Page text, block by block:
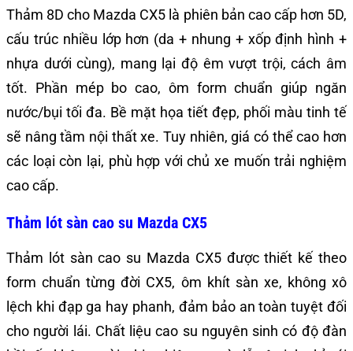
Thảm 8D cho Mazda CX5 là phiên bản cao cấp hơn 5D,
cấu trúc nhiều lớp hơn (da + nhung + xốp định hình +
nhựa dưới cùng), mang lại độ êm vượt trội, cách âm
tốt. Phần mép bo cao, ôm form chuẩn giúp ngăn
nước/bụi tối đa. Bề mặt họa tiết đẹp, phối màu tinh tế
sẽ nâng tầm nội thất xe. Tuy nhiên, giá có thể cao hơn
các loại còn lại, phù hợp với chủ xe muốn trải nghiệm
cao cấp.
Thảm lót sàn cao su Mazda CX5
Thảm lót sàn cao su Mazda CX5 được thiết kế theo
form chuẩn từng đời CX5, ôm khít sàn xe, không xô
lệch khi đạp ga hay phanh, đảm bảo an toàn tuyệt đối
cho người lái. Chất liệu cao su nguyên sinh có độ đàn